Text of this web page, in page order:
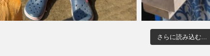
さらに読み込む...